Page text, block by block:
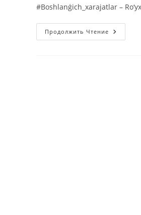
#Boshlanģich_xarajatlar –
Продолжить Чтение Qo‘lqop
Ishlab